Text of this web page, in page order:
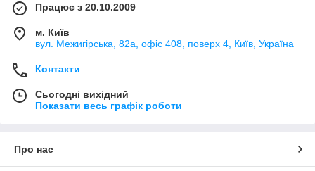
Працює з 20.10.2009
м. Київ
вул. Межигірська, 82а, офіс 408, поверх 4, Київ, Україна
Контакти
Сьогодні вихідний
Показати весь графік роботи
Про нас